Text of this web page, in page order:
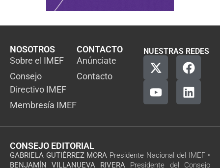
NOSOTROS
Sobre el IMEF
Consejo
Directivo IMEF
Membresía IMEF
CONTACTO
Anúnciate
Contacto
NUESTRAS REDES
CONSEJO EDITORIAL
GABRIELA GUTIÉRREZ MORA Presidente Nacional del IMEF •
BENJAMÍN VILLANUEVA RIVERA Presidente del Consejo